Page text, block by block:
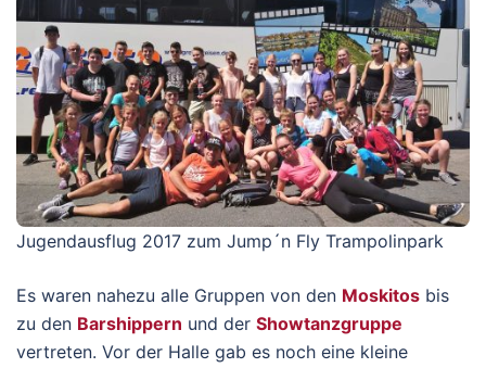
Jugendausflug 2017 zum Jump´n Fly Trampolinpark
Es waren nahezu alle Gruppen von den Moskitos bis
zu den Barshippern und der Showtanzgruppe
vertreten. Vor der Halle gab es noch eine kleine